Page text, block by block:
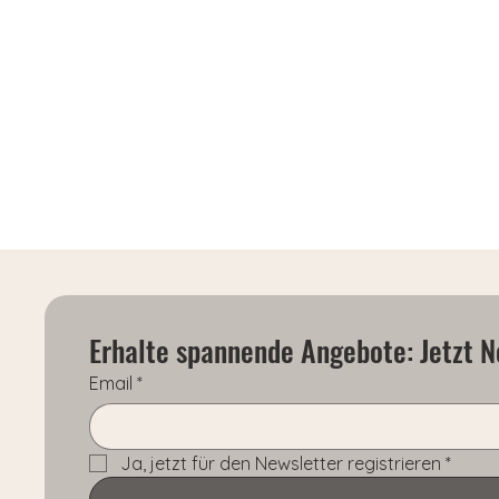
Erhalte spannende Angebote: Jetzt
Email *
Ja, jetzt für den Newsletter registrieren *